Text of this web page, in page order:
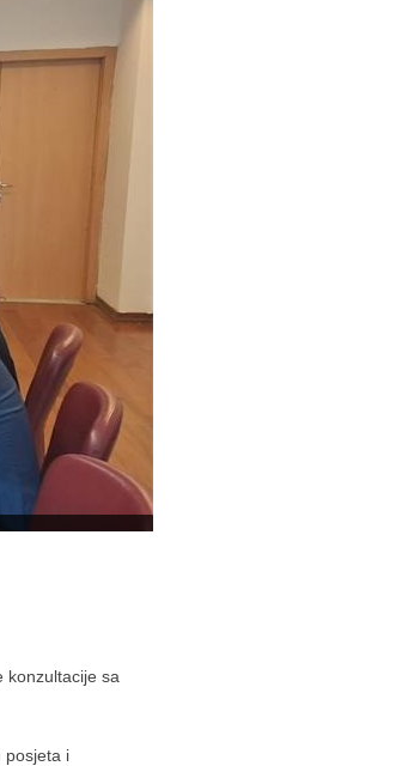
konzultacije sa
posjeta i